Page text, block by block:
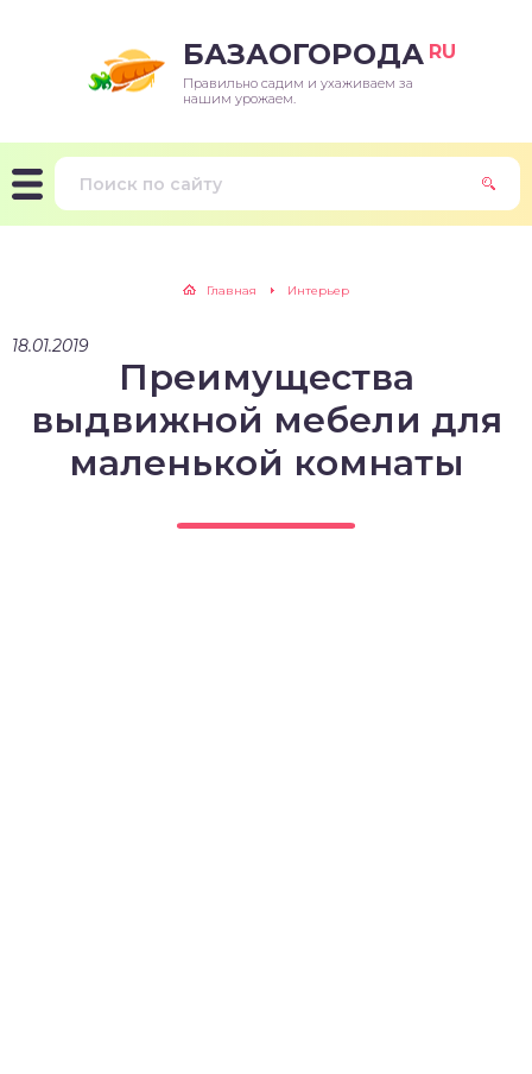
БАЗАОГОРОДА RU
Правильно садим и ухаживаем за
нашим урожаем.
Главная Интерьер
18.01.2019
Преимущества
выдвижной мебели для
маленькой комнаты